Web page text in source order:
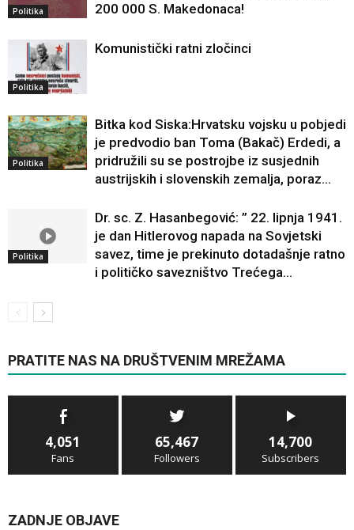
Politika
200 000 S. Makedonaca!
Politika
Komunistički ratni zločinci
Politika
Bitka kod Siska:Hrvatsku vojsku u pobjedi
je predvodio ban Toma (Bakač) Erdedi, a
pridružili su se postrojbe iz susjednih
austrijskih i slovenskih zemalja, poraz...
Politika
Dr. sc. Z. Hasanbegović: ” 22. lipnja 1941.
je dan Hitlerovog napada na Sovjetski
savez, time je prekinuto dotadašnje ratno
i političko savezništvo Trećega...
PRATITE NAS NA DRUŠTVENIM MREŽAMA
4,051
Fans
65,467
Followers
14,700
Subscribers
ZADNJE OBJAVE